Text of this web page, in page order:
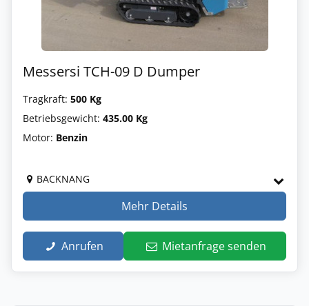
Messersi TCH-09 D Dumper
Tragkraft: 500 Kg
Betriebsgewicht: 435.00 Kg
Motor: Benzin
BACKNANG
Mehr Details
Anrufen Mietanfrage senden